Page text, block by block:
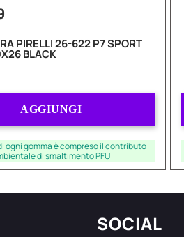
PIRELLI 26-622 P7 SPORT
BLACK
AGGIUNGI
ogni gomma è compreso il contributo
di smaltimento PFU
SOCIAL